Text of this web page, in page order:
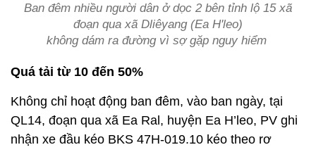
Ban đêm nhiều người dân ở dọc 2 bên tỉnh lộ 15 xã
đoạn qua xã Dliêyang (Ea H'leo)
không dám ra đường vì sợ gặp nguy hiểm
Quá tải từ 10 đến 50%
Không chỉ hoạt động ban đêm, vào ban ngày, tại
QL14, đoạn qua xã Ea Ral, huyện Ea H’leo, PV ghi
nhận xe đầu kéo BKS 47H-019.10 kéo theo rơ